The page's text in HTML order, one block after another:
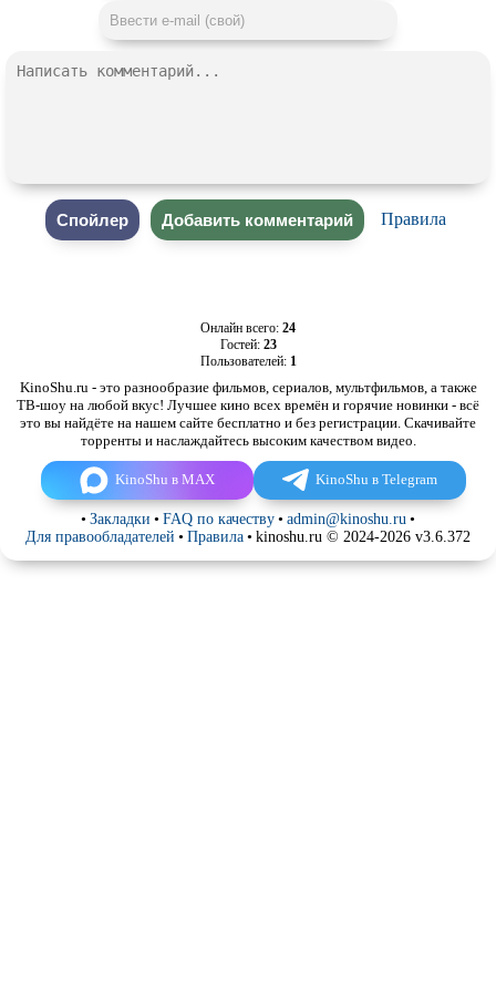
Правила
Онлайн всего: 24
Гостей: 23
Пользователей: 1
KinoShu.ru - это разнообразие фильмов, сериалов, мультфильмов, а также
ТВ-шоу на любой вкус! Лучшее кино всех времён и горячие новинки - всё
это вы найдёте на нашем сайте бесплатно и без регистрации. Скачивайте
торренты и наслаждайтесь высоким качеством видео.
KinoShu в MAX KinoShu в Telegram
• Закладки • FAQ по качеству • admin@kinoshu.ru •
Для правообладателей • Правила • kinoshu.ru © 2024-2026 v3.6.372